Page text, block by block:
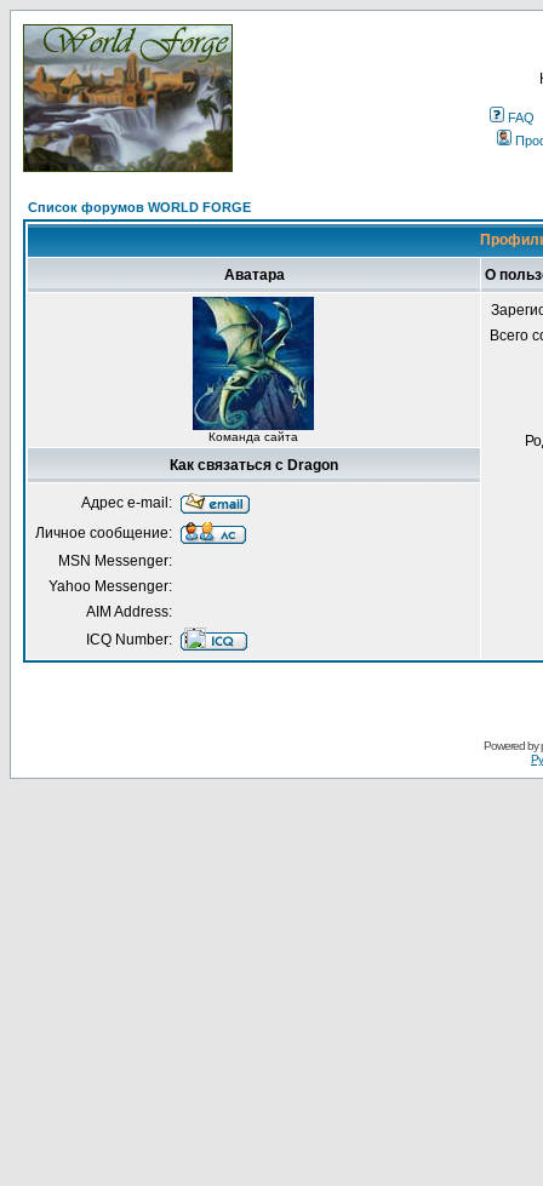
FAQ
Список форумов WORLD FORGE
Аватара О
Команда сайта
Всего
Как связаться с Dragon
Адрес e-mail:
Личное сообщение:
MSN Messenger:
Yahoo Messenger:
AIM Address:
ICQ Number:
Powered by